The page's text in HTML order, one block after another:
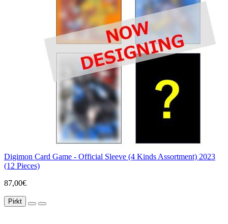
Digimon Card Game - Official Sleeve (4 Kinds Assortment) 2023
(12 Pieces)
87,00€
Pirkt